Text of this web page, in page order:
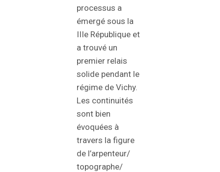
processus a
émergé sous la
IIIe République et
a trouvé un
premier relais
solide pendant le
régime de Vichy.
Les continuités
sont bien
évoquées à
travers la figure
de l’arpenteur/
topographe/